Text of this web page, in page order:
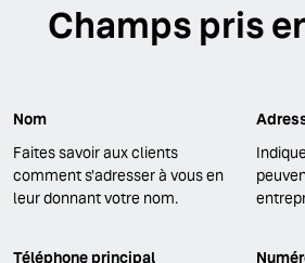
Champs pris
Nom
Faites savoir aux clients
comment s'adresser à vous en
leur donnant votre nom.
Téléphone principal